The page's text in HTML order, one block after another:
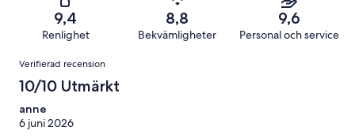
recensioner
recensioner
recensioner
betyg.
231
recensioner
9,4
Renlighet
8,8
Bekvämligheter
9,6
Personal och service
Recensioner
Verifierad recension
10/10 Utmärkt
anne
6 juni 2026